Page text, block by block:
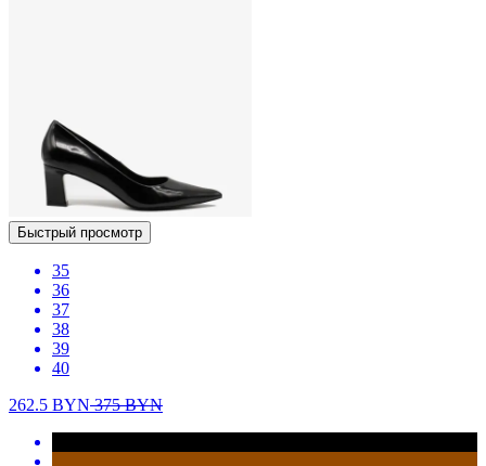
Быстрый просмотр
35
36
37
38
39
40
262.5 BYN375BYN